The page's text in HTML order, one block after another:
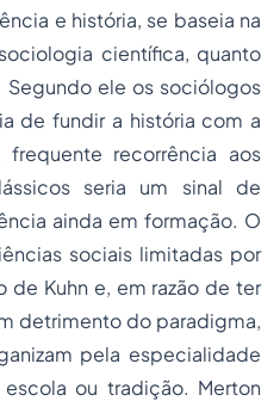
e história, se baseia na
científica, quanto
ele os sociólogos
de fundir a história com a
recorrência aos
seria um sinal de
ainda em formação. O
sociais limitadas por
de Kuhn e, em razão de ter
detrimento do paradigma,
pela especialidade
ou tradição. Merton